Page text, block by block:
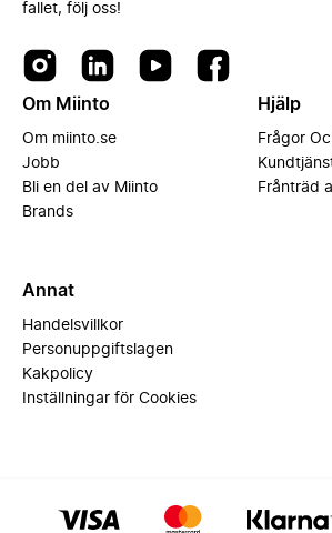
fallet, följ oss!
Om Miinto
Om miinto.se
Jobb
Bli en del av Miinto
Brands
Hjälp
Frågor
Frånträd
Annat
Handelsvillkor
Personuppgiftslagen
Kakpolicy
Inställningar för Cookies